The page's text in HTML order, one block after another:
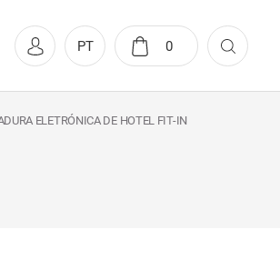
PT 0
ELETRÓNICA DE HOTEL FIT-IN